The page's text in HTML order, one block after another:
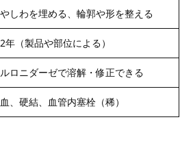
しわを埋める、輪郭や形を整える
年（製品や部位による）
ロニダーゼで溶解・修正できる
、硬結、血管内塞栓（稀）